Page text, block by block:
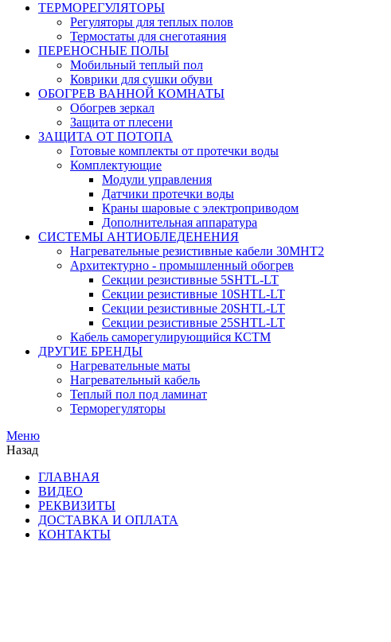
ТЕРМОРЕГУЛЯТОРЫ
Регуляторы для теплых полов
Термостаты для снеготаяния
ПЕРЕНОСНЫЕ ПОЛЫ
Мобильный теплый пол
Коврики для сушки обуви
ОБОГРЕВ ВАННОЙ КОМНАТЫ
Обогрев зеркал
Защита от плесени
ЗАЩИТА ОТ ПОТОПА
Готовые комплекты от протечки воды
Комплектующие
Модули управления
Датчики протечки воды
Краны шаровые с электроприводом
Дополнительная аппаратура
СИСТЕМЫ АНТИОБЛЕДЕНЕНИЯ
Нагревательные резистивные кабели 30МНТ2
Архитектурно - промышленный обогрев
Секции резистивные 5SHTL-LT
Секции резистивные 10SHTL-LT
Секции резистивные 20SHTL-LT
Секции резистивные 25SHTL-LT
Кабель саморегулирующийся КСТМ
ДРУГИЕ БРЕНДЫ
Нагревательные маты
Нагревательный кабель
Теплый пол под ламинат
Терморегуляторы
Меню
Назад
ГЛАВНАЯ
ВИДЕО
РЕКВИЗИТЫ
ДОСТАВКА И ОПЛАТА
КОНТАКТЫ